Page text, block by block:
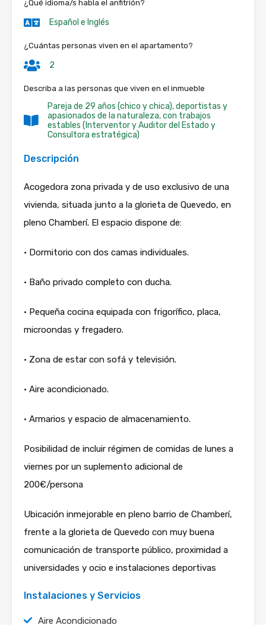
¿Qué idioma/s habla el anfitrión?
Español e Inglés
¿Cuántas personas viven en el apartamento?
2
Describa a las personas que viven en el inmueble
Pareja de 29 años (chico y chica), deportistas y
apasionados de la naturaleza, con trabajos
estables (Interventor y Auditor del Estado y
Consultora estratégica)
Descripción
Acogedora zona privada y de uso exclusivo de una
vivienda, situada junto a la glorieta de Quevedo, en
pleno Chamberí. El espacio dispone de:
• Dormitorio con dos camas individuales.
• Baño privado completo con ducha.
• Pequeña cocina equipada con frigorífico, placa,
microondas y fregadero.
• Zona de estar con sofá y televisión.
• Aire acondicionado.
• Armarios y espacio de almacenamiento.
Posibilidad de incluir régimen de comidas de lunes a
viernes por un suplemento adicional de
200€/persona
Ubicación inmejorable en pleno barrio de Chamberí,
frente a la glorieta de Quevedo con muy buena
comunicación de transporte público, proximidad a
universidades y ocio e instalaciones deportivas
Instalaciones y Servicios
Aire Acondicionado